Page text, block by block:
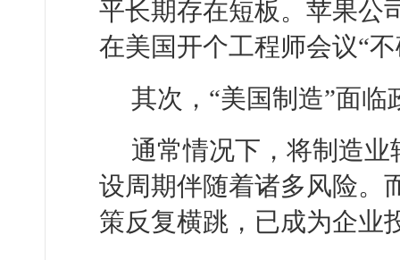
平长期存在短板。苹果公
在美国开个工程师会议“
其次，“美国制造”面
通常情况下，将制造
设周期伴随着诸多风险。
策反复横跳，已成为企业